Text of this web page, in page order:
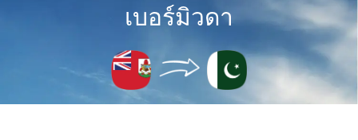
เบอร์มิวดา